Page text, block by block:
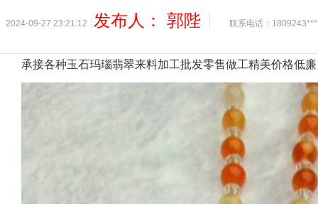
2024-09-27 23:21:12 发布人： 郭陛 联系电话：
承接各种玉石玛瑙翡翠来料加工批发零售做工精美价格低廉